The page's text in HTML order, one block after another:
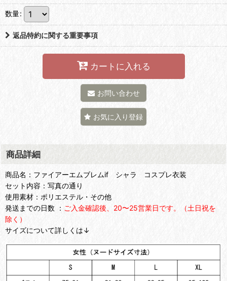
数量:
返品特約に関する重要事項
カートに入れる
お問い合わせ
お気に入り登録
商品詳細
商品名：ファイアーエムブレムif シャラ コスプレ衣装
セット内容：写真の通り
使用素材：ポリエステル・その他
発送までの日数 ： ご入金確認後、20〜25営業日です。（土日祝を
除く）
サイズについて詳しくは↓